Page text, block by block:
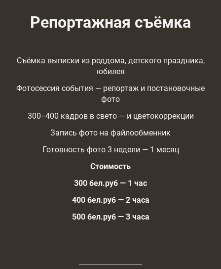
Репортажная съёмка
Съёмка выписки из роддома, детского праздника,
юбилея
Фотосессия события — репортаж и постановочные
фото
300−400 кадров в свето — и цветокоррекции
Запись фото на файлообменник
Готовность фото 3 недели — 1 месяц
Стоимость
300 бел.руб — 1 час
400 бел.руб — 2 часа
500 бел.руб — 3 часа